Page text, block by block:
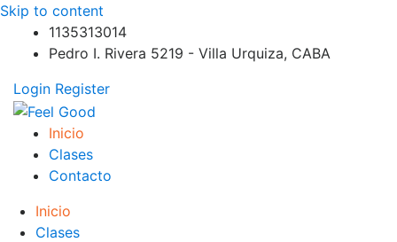
Skip to content
1135313014
Pedro I. Rivera 5219 - Villa Urquiza, CABA
Login Register
Feel Good
PILATES REFORMER – PILATES SPRINBOARD – PILATES
CIRCUITO – Clases Online
Inicio
Clases
Contacto
Inicio
Clases